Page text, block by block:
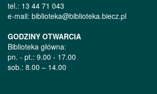
tel.: 13 44 71 043
e-mail: biblioteka@biblioteka.biecz.pl
GODZINY OTWARCIA
Biblioteka główna:
pn. - pt.: 9.00 - 17.00
sob.: 8.00 – 14.00